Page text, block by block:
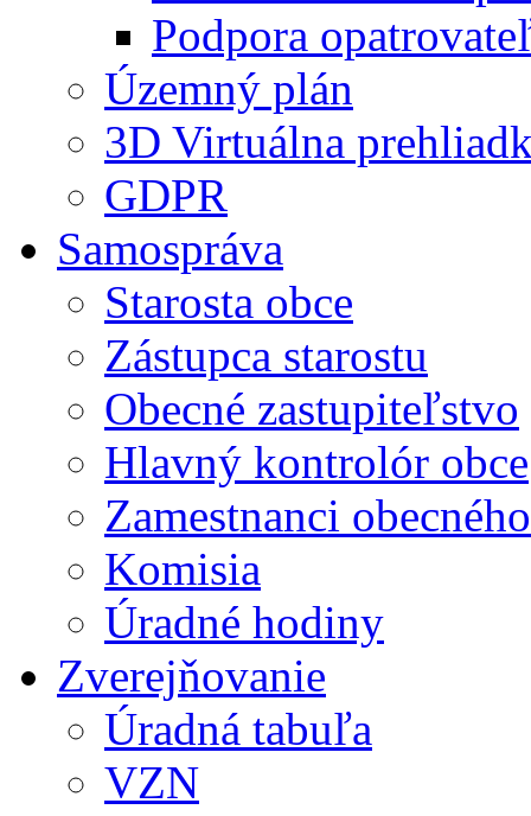
Podpora
Územný plán
3D Virtuálna
GDPR
Samospráva
Starosta obce
Zástupca starostu
Obecné zastupiteľstvo
Hlavný kontrolór obce
Zamestnanci
Komisia
Úradné hodiny
Zverejňovanie
Úradná tabuľa
VZN